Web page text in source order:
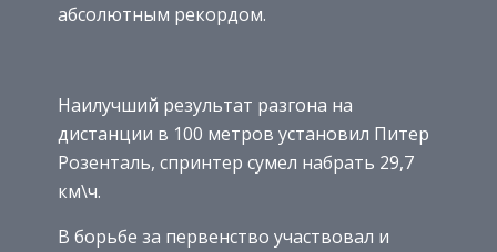
абсолютным рекордом.
Наилучший результат разгона на
дистанции в 100 метров установил Питер
Розенталь, спринтер сумел набрать 29,7
км\ч.
В борьбе за первенство участвовал и